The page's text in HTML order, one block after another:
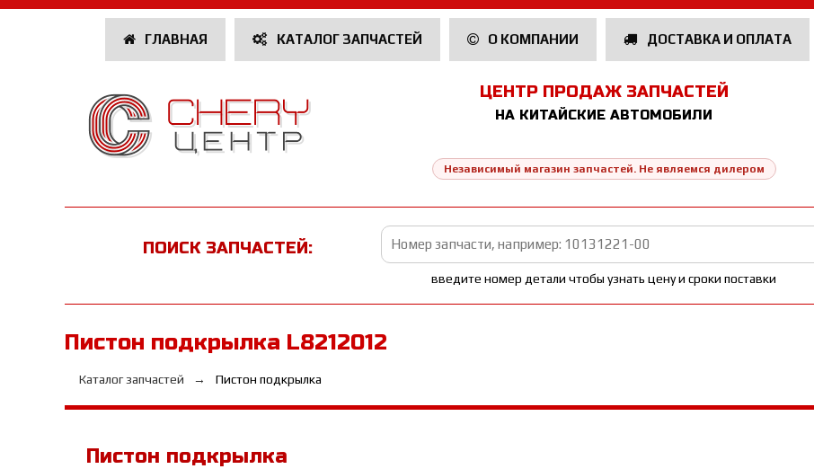
ГЛАВНАЯ КАТАЛОГ ЗАПЧАСТЕЙ О КОМПАНИИ ДОСТАВКА И ОПЛАТА
ЦЕНТР ПРОДАЖ ЗАПЧАСТЕЙ
НА КИТАЙСКИЕ АВТОМОБИЛИ
Независимый магазин запчастей. Не являемся дилером
ПОИСК ЗАПЧАСТЕЙ:
введите номер детали чтобы узнать цену и сроки поставки
Пистон подкрылка L8212012
Каталог запчастей Пистон подкрылка
Пистон подкрылка